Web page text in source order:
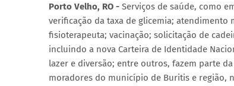
Porto Velho, RO - Serviços de saúde, como
verificação da taxa de glicemia;
fisioterapeuta; vacinação; solicitação de
incluindo a nova Carteira de Identidade
lazer e diversão; entre outros, fazem parte
moradores do município de Buritis e região,